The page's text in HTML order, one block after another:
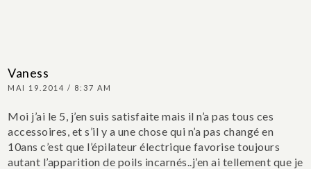
Vaness
MAI 19.2014 / 8:37 AM
Moi j’ai le 5, j’en suis satisfaite mais il n’a pas tous ces
accessoires, et s’il y a une chose qui n’a pas changé en
10ans c’est que l’épilateur électrique favorise toujours
autant l’apparition de poils incarnés..j’en ai tellement que je